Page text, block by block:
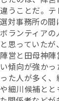
うことだ。
対事務所の間
ランティアの
思っていたが
営と田母神陣
傾向が強か
た人が多く
細川候補と